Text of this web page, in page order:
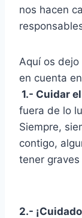
nos hacen
Aquí os
en cuenta
1.- Cuidar
fuera de lo
Siempre,
contigo,
tener
2.-